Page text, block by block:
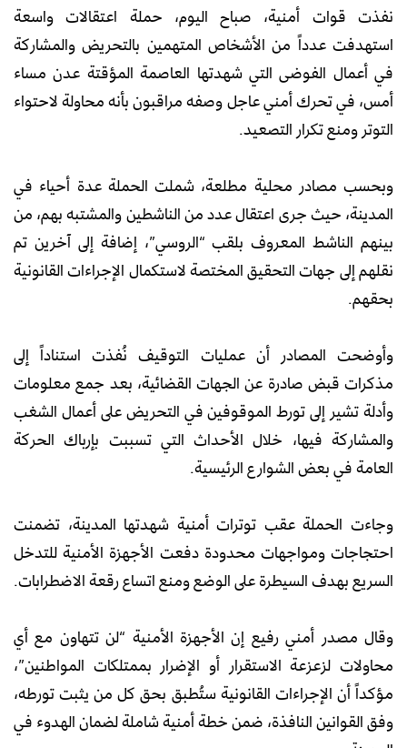
نفذت قوات أمنية، صباح اليوم، حملة اعتقالات واسعة
استهدفت عدداً من الأشخاص المتهمين بالتحريض والمشاركة
في أعمال الفوضى التي شهدتها العاصمة المؤقتة عدن مساء
أمس، في تحرك أمني عاجل وصفه مراقبون بأنه محاولة لاحتواء
التوتر ومنع تكرار التصعيد.
وبحسب مصادر محلية مطلعة، شملت الحملة عدة أحياء في
المدينة، حيث جرى اعتقال عدد من الناشطين والمشتبه بهم، من
بينهم الناشط المعروف بلقب “الروسي”، إضافة إلى آخرين تم
نقلهم إلى جهات التحقيق المختصة لاستكمال الإجراءات القانونية
بحقهم.
وأوضحت المصادر أن عمليات التوقيف نُفذت استناداً إلى
مذكرات قبض صادرة عن الجهات القضائية، بعد جمع معلومات
وأدلة تشير إلى تورط الموقوفين في التحريض على أعمال الشغب
والمشاركة فيها، خلال الأحداث التي تسببت بإرباك الحركة
العامة في بعض الشوارع الرئيسية.
وجاءت الحملة عقب توترات أمنية شهدتها المدينة، تضمنت
احتجاجات ومواجهات محدودة دفعت الأجهزة الأمنية للتدخل
السريع بهدف السيطرة على الوضع ومنع اتساع رقعة الاضطرابات.
وقال مصدر أمني رفيع إن الأجهزة الأمنية “لن تتهاون مع أي
محاولات لزعزعة الاستقرار أو الإضرار بممتلكات المواطنين”،
مؤكداً أن الإجراءات القانونية ستُطبق بحق كل من يثبت تورطه،
وفق القوانين النافذة، ضمن خطة أمنية شاملة لضمان الهدوء في